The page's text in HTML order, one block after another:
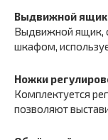
Выдвижной ящик
Выдвижной ящик,
шкафом,
Ножки
Комплектуется
позволяют